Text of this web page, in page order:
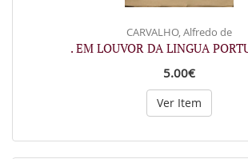
CARVALHO, Alfredo de
. EM LOUVOR DA LINGUA
5.00€
Ver Item